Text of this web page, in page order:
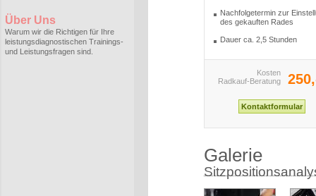
Über Uns
Warum wir die Richtigen für Ihre
leistungsdiagnostischen Trainings-
und Leistungsfragen sind.
Nachfolgetermin zur
des gekauften Rades
Dauer ca. 2,5 Stunden
Kosten
Radkauf-Beratung
Galerie